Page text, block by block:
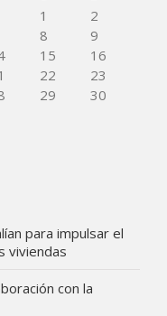
1
2
8
9
15
16
22
23
29
30
para impulsar el
viviendas
con la